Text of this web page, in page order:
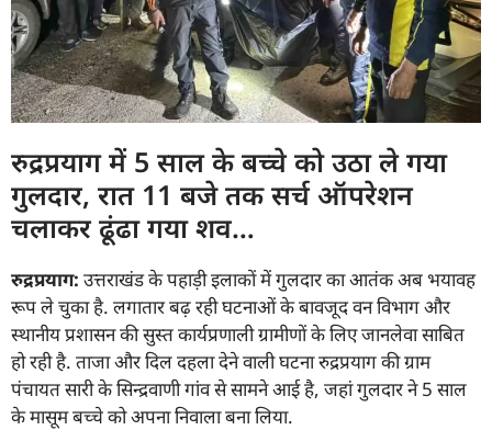
रुद्रप्रयाग में 5 साल के बच्चे को उठा ले गया
गुलदार, रात 11 बजे तक सर्च ऑपरेशन
चलाकर ढूंढा गया शव…
रुद्रप्रयाग: उत्तराखंड के पहाड़ी इलाकों में गुलदार का आतंक अब भयावह
रूप ले चुका है. लगातार बढ़ रही घटनाओं के बावजूद वन विभाग और
स्थानीय प्रशासन की सुस्त कार्यप्रणाली ग्रामीणों के लिए जानलेवा साबित
हो रही है. ताजा और दिल दहला देने वाली घटना रुद्रप्रयाग की ग्राम
पंचायत सारी के सिन्द्रवाणी गांव से सामने आई है, जहां गुलदार ने 5 साल
के मासूम बच्चे को अपना निवाला बना लिया.